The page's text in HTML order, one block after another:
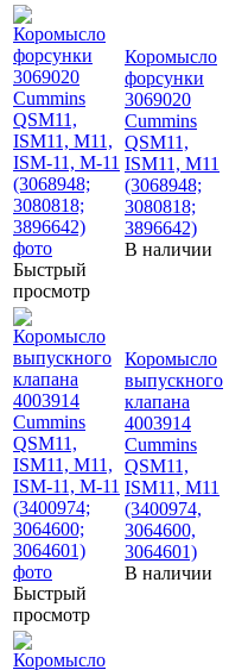
Быстрый
просмотр
Коромысло
форсунки
3069020
Cummins
QSM11,
ISM11, M11
(3068948;
3080818;
3896642)
В наличии
Быстрый
просмотр
Коромысло
выпускного
клапана
4003914
Cummins
QSM11,
ISM11, M11
(3400974,
3064600,
3064601)
В наличии